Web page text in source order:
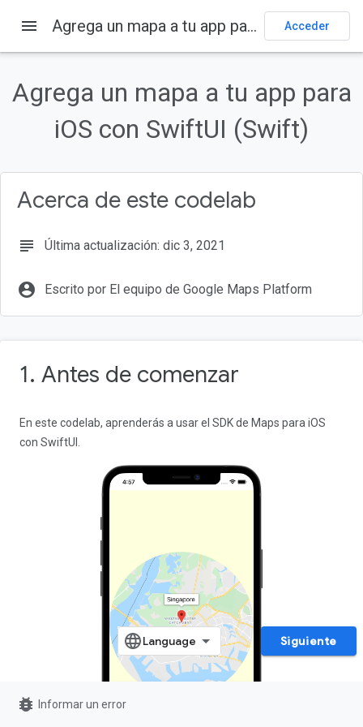
Página principal Productos
Google Maps Platform
Ejemplos
En esta página
Antes de comenzar
Otros requisitos
menu Agrega un mapa a tu app para iOS con SwiftUI (Swift) Acceder
Agrega un mapa a tu app para
iOS con SwiftUI (Swift)
Acerca de este codelab
subject Última actualización: dic 3, 2021
account_circle Escrito por El equipo de Google Maps Platform
1. Antes de comenzar
En este codelab, aprenderás a usar el SDK de Maps para iOS
con SwiftUI.
Siguiente
bug_report Informar un error